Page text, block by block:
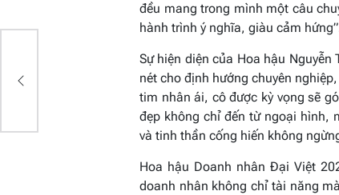
đều mang trong mình một câu
hành trình ý nghĩa, giàu cảm
Sự hiện diện của Hoa hậu
nét cho định hướng chuyên
tim nhân ái, cô được kỳ vọng sẽ
đẹp không chỉ đến từ ngoại hình,
và tinh thần cống hiến không
Hoa hậu Doanh nhân Đại Việt
doanh nhân không chỉ tài năng